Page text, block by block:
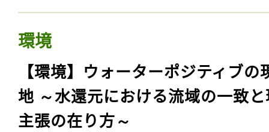
環境
【環境】ウォーターポジティブの
地 ～水還元における流域の一致
主張の在り方～